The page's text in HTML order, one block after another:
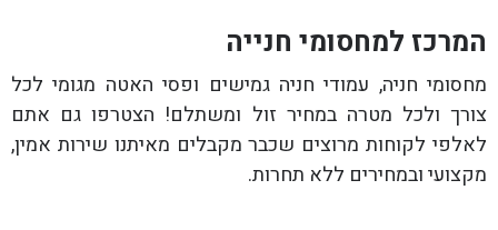
המרכז למחסומי חנייה
מחסומי חניה, עמודי חניה גמישים ופסי האטה מגומי לכל
צורך ולכל מטרה במחיר זול ומשתלם! הצטרפו גם אתם
לאלפי לקוחות מרוצים שכבר מקבלים מאיתנו שירות אמין,
מקצועי ובמחירים ללא תחרות.